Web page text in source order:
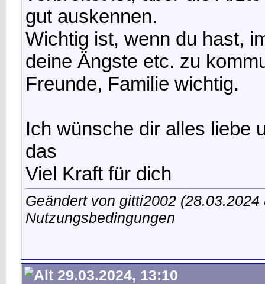
gut auskennen.
Wichtig ist, wenn du hast,
deine Ängste etc. zu
Freunde, Familie wichtig.
Ich wünsche dir alles liebe
das
Viel Kraft für dich
Geändert von gitti2002
Nutzungsbedingungen
29.03.2024, 13:10